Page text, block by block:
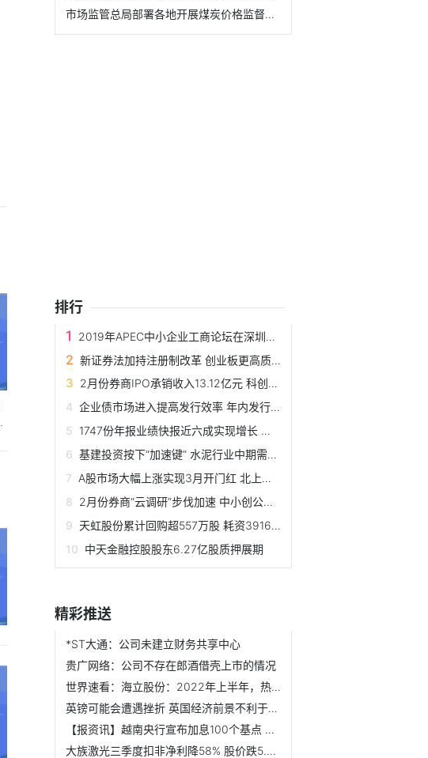
市场监管总局部署各地开展煤炭价格监督检查工作
排行
2019年APEC中小企业工商论坛在深圳开幕
新证券法加持注册制改革 创业板更高质量发展即日启程
2月份券商IPO承销收入13.12亿元 科创板项目占比近七成
企业债市场进入提高发行效率 年内发行总额或超6000亿元
1747份年报业绩快报近六成实现增长 净利润实现同比翻番公司达154家
基建投资按下“加速键” 水泥行业中期需求有保证
A股市场大幅上涨实现3月开门红 北上资金终结6日净流出
2月份券商“云调研”步伐加速 中小创公司仍是券商调研重点
天虹股份累计回购超557万股 耗资3916.7万元
中天金融控股股东6.27亿股质押展期
精彩推送
*ST大通：公司未建立财务共享中心
贵广网络：公司不存在郎酒借壳上市的情况
世界速看：海立股份：2022年上半年，热泵压缩机在公司压缩机...
英镑可能会遭遇挫折 英国经济前景不利于英镑
【报资讯】越南央行宣布加息100个基点 越南盾贬值
大族激光三季度扣非净利降58% 股价跌5.29%